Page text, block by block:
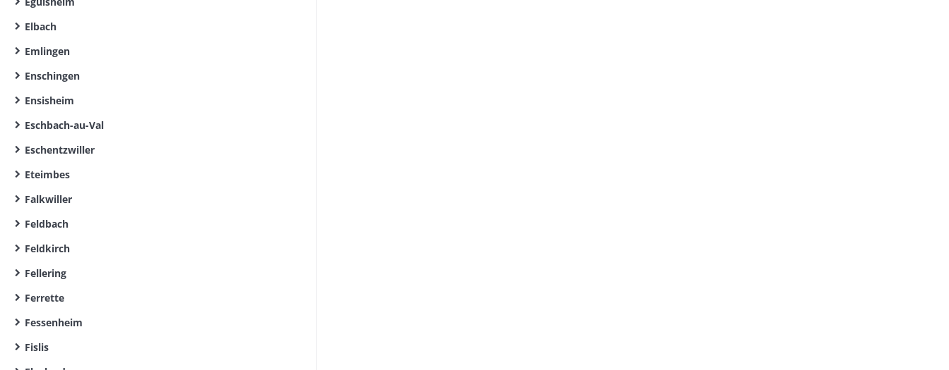
Elbach
Emlingen
Enschingen
Ensisheim
Eschbach-au-Val
Eschentzwiller
Eteimbes
Falkwiller
Feldbach
Feldkirch
Fellering
Ferrette
Fessenheim
Fislis